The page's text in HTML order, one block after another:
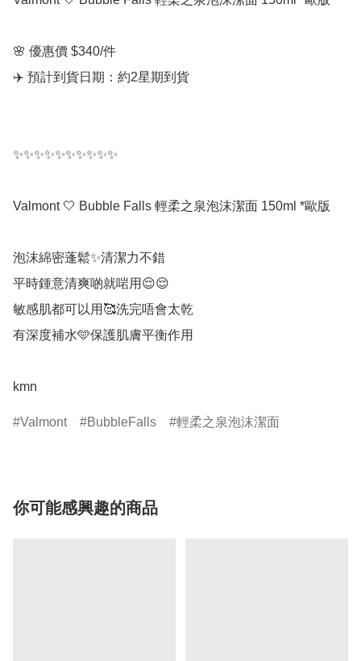
🌸 優惠價 $340/件
✈️ 預計到貨日期：約2星期到貨
✨✨✨✨✨✨✨✨✨✨
Valmont 🤍 Bubble Falls 輕柔之泉泡沫潔面 150ml *歐版
泡沫綿密蓬鬆✨清潔力不錯
平時鍾意清爽啲就啱用😌😌
敏感肌都可以用🥰洗完唔會太乾
有深度補水🩵保護肌膚平衡作用
kmn
Valmont BubbleFalls 輕柔之泉泡沫潔面
你可能感興趣的商品